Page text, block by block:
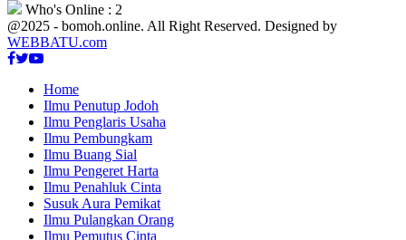
Who's Online : 2
@2025 - bomoh.online. All Right Reserved. Designed by
WEBBATU.com
Facebook
Twitter
Youtube
Home
Ilmu Penutup Jodoh
Ilmu Penglaris Usaha
Ilmu Pembungkam
Ilmu Buang Sial
Ilmu Pengeret Harta
Ilmu Penahluk Cinta
Susuk Aura Pemikat
Ilmu Pulangkan Orang
Ilmu Pemutus Cinta